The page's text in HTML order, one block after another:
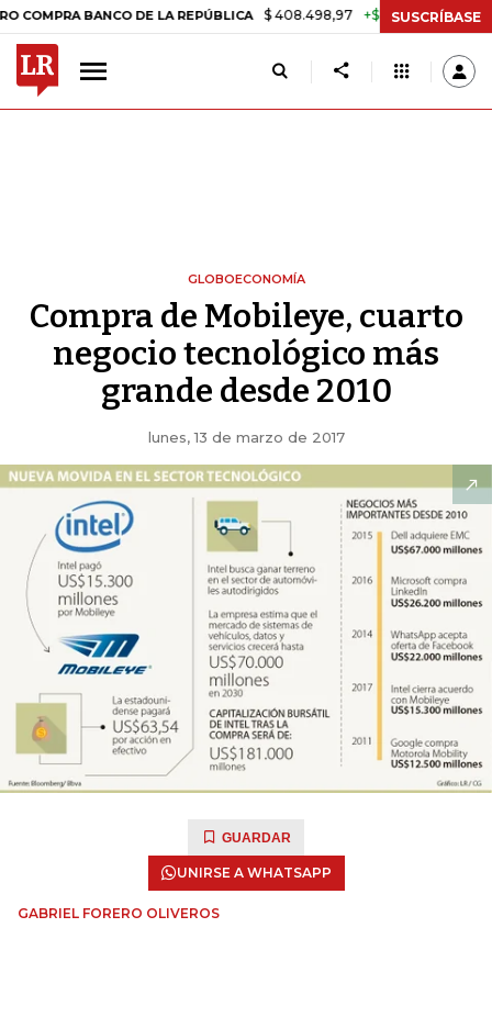
BANCO DE LA REPÚBLICA $ 408.498,97 +$ 8.753,81 +2,19%
SUSCRÍBASE
GLOBOECONOMÍA
Compra de Mobileye, cuarto
negocio tecnológico más
grande desde 2010
lunes, 13 de marzo de 2017
GUARDAR
UNIRSE A WHATSAPP
GABRIEL FORERO OLIVEROS